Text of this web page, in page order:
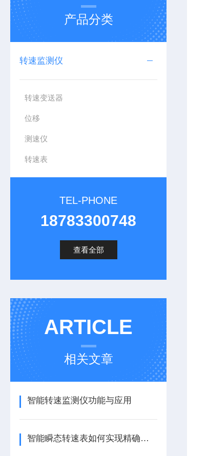
产品分类
转速监测仪
转速变送器
位移
测速仪
转速表
TEL-PHONE
18783300748
查看全部
ARTICLE
相关文章
智能转速监测仪功能与应用
智能瞬态转速表如何实现精确测量？